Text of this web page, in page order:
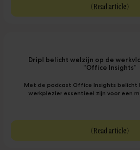
(Read article)
Dripl belicht welzijn op de
“Office Insights”
Met de podcast Office Insights belicht
werkplezier essentieel zijn voor een
(Read article)